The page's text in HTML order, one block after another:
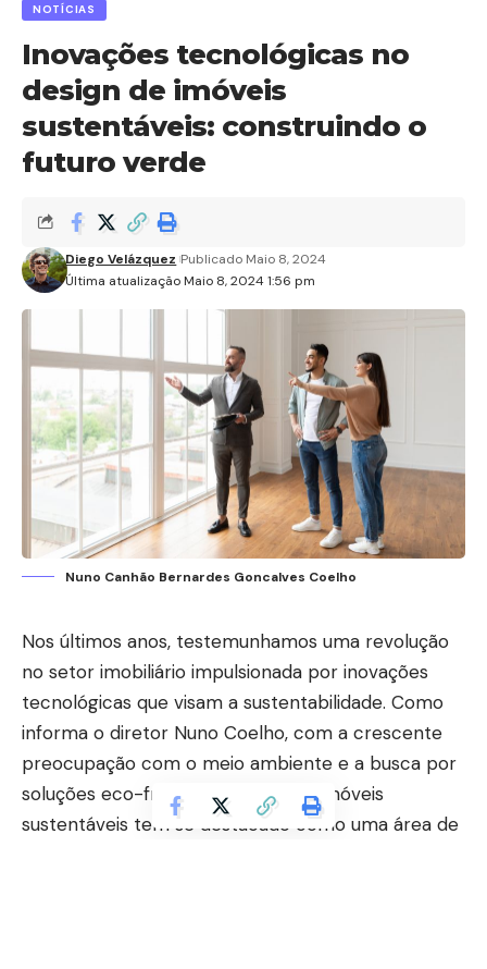
NOTÍCIAS
Inovações tecnológicas no
design de imóveis
sustentáveis: construindo o
futuro verde
Última atualização Maio 8, 2024 1:56 pm
Diego Velázquez Publicado Maio 8, 2024
Nuno Canhão Bernardes Goncalves Coelho
Nos últimos anos, testemunhamos uma revolução
no setor imobiliário impulsionada por inovações
tecnológicas que visam a sustentabilidade. Como
informa o diretor Nuno Coelho, com a crescente
preocupação com o meio ambiente e a busca por
soluções eco-friendly, o design de imóveis
sustentáveis tem se destacado como uma área de